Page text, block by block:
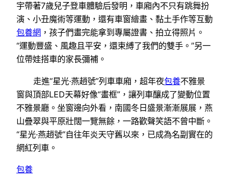
宇帶著7歲兒子登車體驗后發明，車廂內不只有跳舞扮
演、小丑魔術等運動，還有車窗繪畫、黏土手作等互動
包養網 ，孩子們畫完能拿到專屬證書、拍立得照片。
“運動豐盛、風趣且平安，還束縛了我們的雙手。”另一
位帶娃搭車的家長彌補。
走進“星光·燕趙號”列車車廂，超年夜包養不雅景
窗與頂部LED天幕好像“畫框”，讓列車釀成了變動位置
不雅景廳。坐窗邊向外看，南國冬日盛景漸漸展展，燕
山疊翠與平原壯闊一覽無餘，一路歡聲笑語不曾中斷。
“星光·燕趙號”自往年炎天守舊以來，已成為名副實在的
網紅列車。
包養